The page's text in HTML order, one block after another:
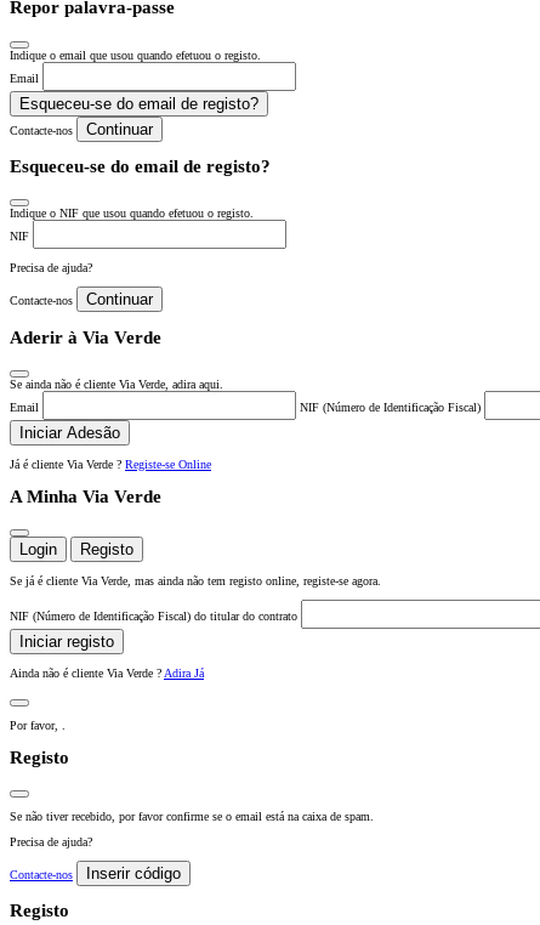
Repor palavra-passe
Indique o email que usou quando efetuou o registo.
Email
Esqueceu-se do email de registo?
Contacte-nos Continuar
Esqueceu-se do email de registo?
Indique o NIF que usou quando efetuou o registo.
NIF
Precisa de ajuda?
Contacte-nos Continuar
Aderir à Via Verde
Se ainda não é cliente Via Verde, adira aqui.
Email
NIF (Número de Identificação Fiscal)
Iniciar Adesão
Já é cliente Via Verde ? Registe-se Online
A Minha Via Verde
Login Registo
Se já é cliente Via Verde, mas ainda não tem registo online, registe-se agora.
NIF (Número de Identificação Fiscal) do titular do contrato
Iniciar registo
Ainda não é cliente Via Verde ? Adira Já
Por favor,
Registo
Se não tiver recebido, por favor confirme se o email está na caixa de spam.
Precisa de ajuda?
Contacte-nos Inserir código
Registo